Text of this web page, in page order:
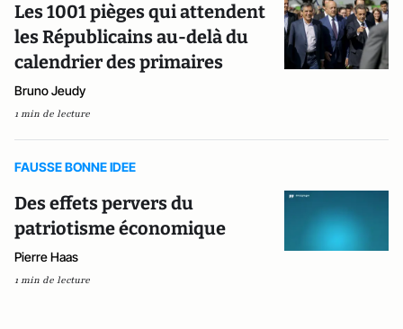
Les 1001 pièges qui attendent
les Républicains au-delà du
calendrier des primaires
Bruno Jeudy
1 min de lecture
FAUSSE BONNE IDEE
Des effets pervers du
patriotisme économique
Pierre Haas
1 min de lecture